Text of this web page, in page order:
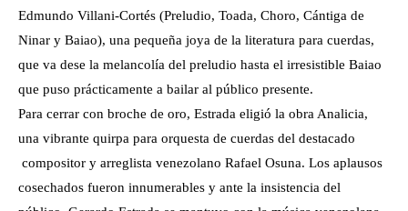
Edmundo Villani-Cortés (Preludio, Toada, Choro, Cántiga de
Ninar y Baiao), una pequeña joya de la literatura para cuerdas,
que va dese la melancolía del preludio hasta el irresistible Baiao
que puso prácticamente a bailar al público presente.
Para cerrar con broche de oro, Estrada eligió la obra Analicia,
una vibrante quirpa para orquesta de cuerdas del destacado
compositor y arreglista venezolano Rafael Osuna. Los aplausos
cosechados fueron innumerables y ante la insistencia del